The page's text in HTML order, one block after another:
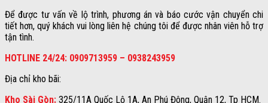
Để được tư vấn về lộ trình, phương án và báo cước vận chuyển chi
tiết hơn, quý khách vui lòng liên hệ chúng tôi để được nhân viên hỗ trợ
tận tình.
HOTLINE 24/24: 0909713959 – 0938243959
Địa chỉ kho bãi:
Kho Sài Gòn: 325/11A Quốc Lộ 1A, An Phú Đông, Quận 12, Tp HCM.